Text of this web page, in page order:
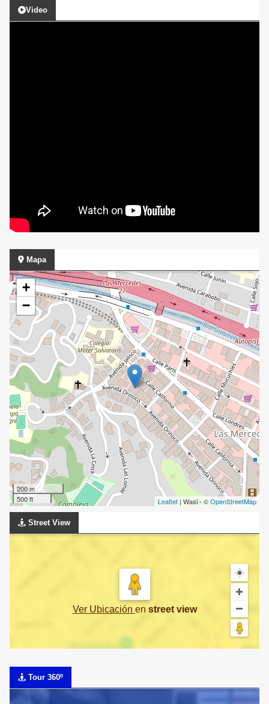
Video
Mapa
+
−
200 m
500 ft
Leaflet | Wasi - ©OpenStreetMap
Street View
Ver Ubicación en street view
Tour 360º